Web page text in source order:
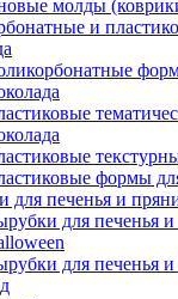
молды
и
формы
для печенья и
для печенья и
для печенья